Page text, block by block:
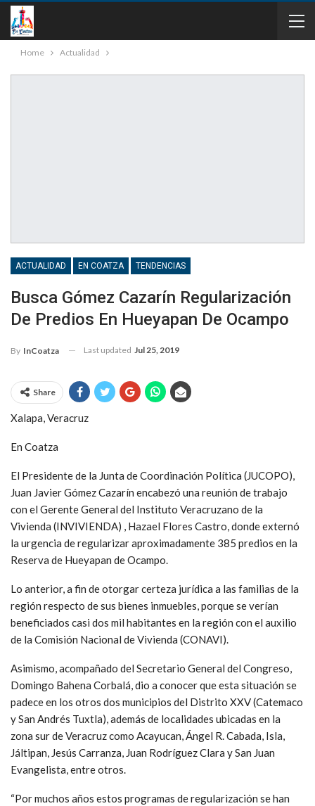
Home Actualidad
ACTUALIDAD EN COATZA TENDENCIAS
Busca Gómez Cazarín Regularización
De Predios En Hueyapan De Ocampo
By InCoatza Last updated Jul 25, 2019
Share
Xalapa, Veracruz
En Coatza
El Presidente de la Junta de Coordinación Política (JUCOPO),
Juan Javier Gómez Cazarín encabezó una reunión de trabajo
con el Gerente General del Instituto Veracruzano de la
Vivienda (INVIVIENDA) , Hazael Flores Castro, donde externó
la urgencia de regularizar aproximadamente 385 predios en la
Reserva de Hueyapan de Ocampo.
Lo anterior, a fin de otorgar certeza jurídica a las familias de la
región respecto de sus bienes inmuebles, porque se verían
beneficiados casi dos mil habitantes en la región con el auxilio
de la Comisión Nacional de Vivienda (CONAVI).
Asimismo, acompañado del Secretario General del Congreso,
Domingo Bahena Corbalá, dio a conocer que esta situación se
padece en los otros dos municipios del Distrito XXV (Catemaco
y San Andrés Tuxtla), además de localidades ubicadas en la
zona sur de Veracruz como Acayucan, Ángel R. Cabada, Isla,
Jáltipan, Jesús Carranza, Juan Rodríguez Clara y San Juan
Evangelista, entre otros.
“Por muchos años estos programas de regularización se han